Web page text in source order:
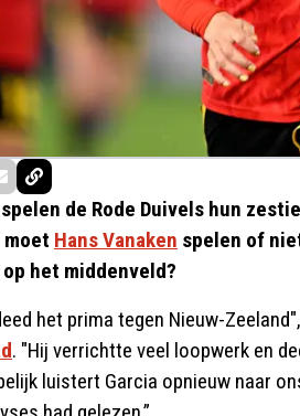
de Rode Duivels hun
Hans Vanaken spelen of
het middenveld?
het prima tegen Nieuw-
. "Hij verrichtte veel loopwerk en
luistert Garcia opnieuw naar